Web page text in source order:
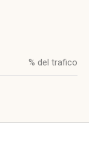
% del trafico